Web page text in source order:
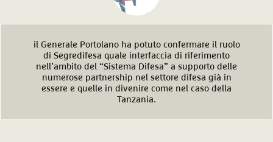
il Generale Portolano ha potuto confermare il ruolo
di Segredifesa quale interfaccia di riferimento
nell’ambito del “Sistema Difesa” a supporto delle
numerose partnership nel settore difesa già in
essere e quelle in divenire come nel caso della
Tanzania.